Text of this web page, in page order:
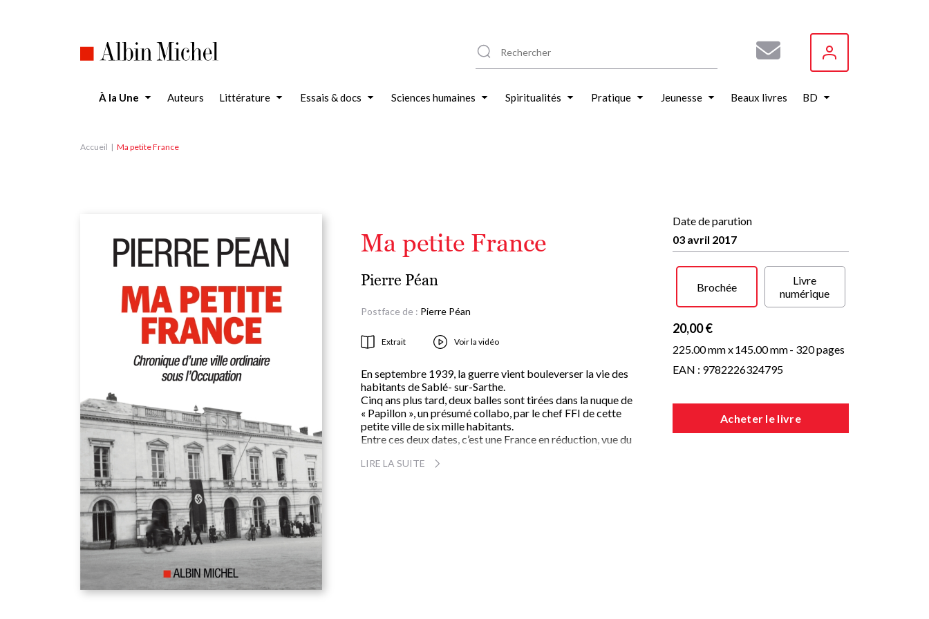
À la Une Auteurs Littérature Essais & docs Sciences humaines Spiritualités Pratique Jeunesse Beaux livres BD
Accueil Ma petite France
Ma petite France
Pierre Péan
Postface de : Pierre Péan
Extrait Voir la vidéo
En septembre 1939, la guerre vient bouleverser la vie des
habitants de Sablé- sur-Sarthe.
Cinq ans plus tard, deux balles sont tirées dans la nuque de
« Papillon », un présumé collabo, par le chef FFI de cette
petite ville de six mille habitants.
Entre ces deux dates, c’est une France en réduction, vue du
la mobilisation à l’exode, de l’Occupation à la Libération :
LIRE LA SUITE
Date de parution
03 avril 2017
Brochée
Livre
numérique
20,00 €
225.00 mm x145.00 mm- 320 pages
EAN : 9782226324795
Acheter le livre